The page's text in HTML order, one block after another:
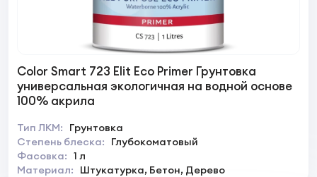
Color Smart 723 Elit Eco Primer Грунтовка
универсальная экологичная на водной основе
100% акрила
Тип ЛКМ:
Грунтовка
Степень блеска:
Глубокоматовый
Фасовка: 1 л
Материал:
Штукатурка, Бетон, Дерево